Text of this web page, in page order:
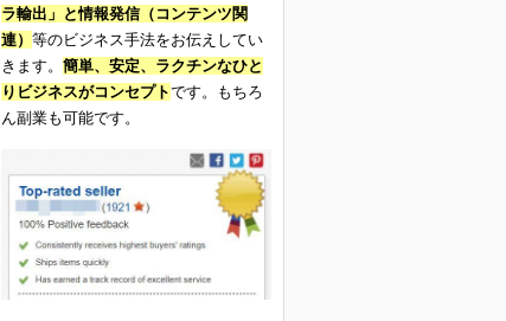
ラ輸出」と情報発信（コンテンツ関
連） 等のビジネス手法をお伝えしてい
きます。 簡単、安定、ラクチンなひと
りビジネスがコンセプトです。もちろ
ん副業も可能です。